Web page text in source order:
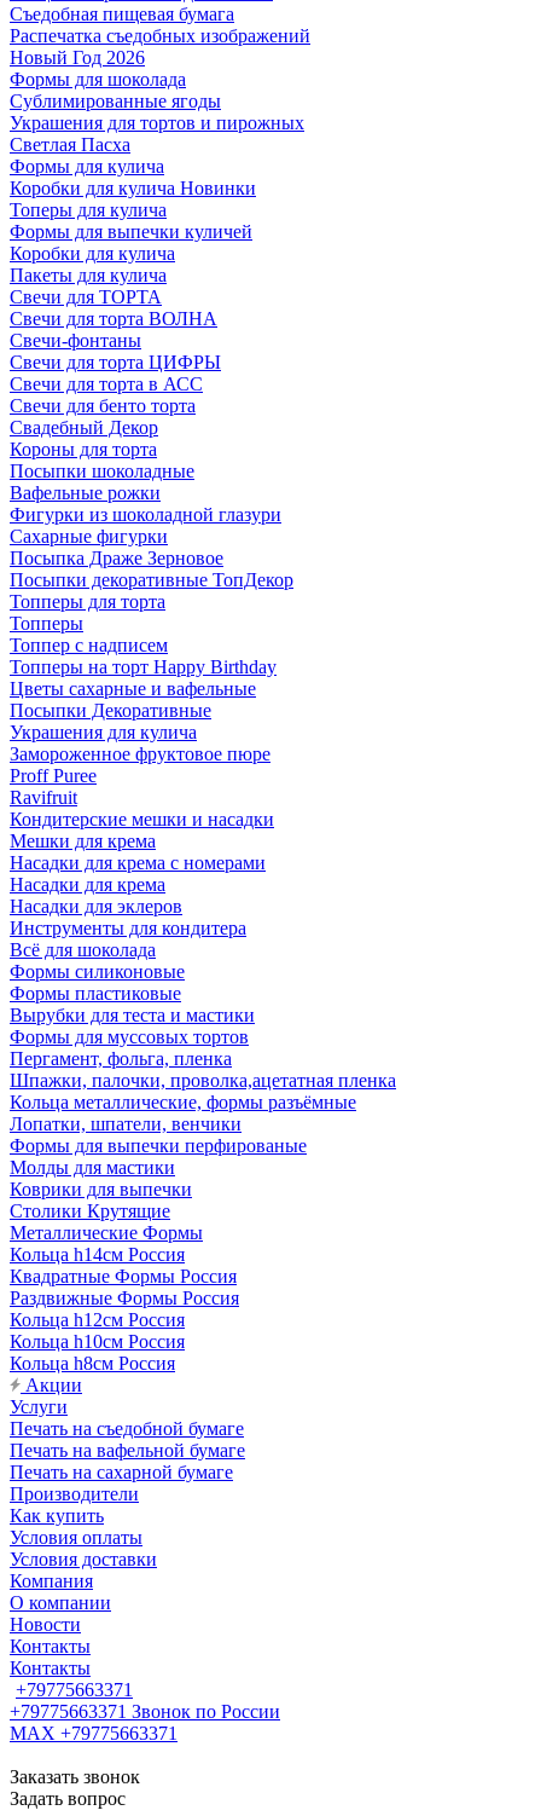
Съедобная пищевая бумага
Распечатка съедобных изображений
Новый Год 2026
Формы для шоколада
Сублимированные ягоды
Украшения для тортов и пирожных
Светлая Пасха
Формы для кулича
Коробки для кулича Новинки
Топеры для кулича
Формы для выпечки куличей
Коробки для кулича
Пакеты для кулича
Свечи для ТОРТА
Свечи для торта ВОЛНА
Свечи-фонтаны
Свечи для торта ЦИФРЫ
Свечи для торта в АСС
Свечи для бенто торта
Свадебный Декор
Короны для торта
Посыпки шоколадные
Вафельные рожки
Фигурки из шоколадной глазури
Сахарные фигурки
Посыпка Драже Зерновое
Посыпки декоративные ТопДекор
Топперы для торта
Топперы
Топпер с надписем
Топперы на торт Happy Birthday
Цветы сахарные и вафельные
Посыпки Декоративные
Украшения для кулича
Замороженное фруктовое пюре
Proff Puree
Ravifruit
Кондитерские мешки и насадки
Мешки для крема
Насадки для крема с номерами
Насадки для крема
Насадки для эклеров
Инструменты для кондитера
Всё для шоколада
Формы силиконовые
Формы пластиковые
Вырубки для теста и мастики
Формы для муссовых тортов
Пергамент, фольга, пленка
Шпажки, палочки, проволка,ацетатная пленка
Кольца металлические, формы разъёмные
Лопатки, шпатели, венчики
Формы для выпечки перфированые
Молды для мастики
Коврики для выпечки
Столики Крутящие
Металлические Формы
Кольца h14см Россия
Квадратные Формы Россия
Раздвижные Формы Россия
Кольца h12см Россия
Кольца h10см Россия
Кольца h8см Россия
Акции
Услуги
Печать на съедобной бумаге
Печать на вафельной бумаге
Печать на сахарной бумаге
Производители
Как купить
Условия оплаты
Условия доставки
Компания
О компании
Новости
Контакты
Контакты
+79775663371
+79775663371 Звонок по России
MAX +79775663371
Заказать звонок
Задать вопрос